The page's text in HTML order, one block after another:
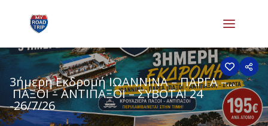
3ήμερη Εκδρομή ΙΩΑΝΝΙΝΑ – ΠΑΡΓΑ –
ΠΑΞΟΙ – ΑΝΤΙΠΑΞΟΙ – ΣΥΒΟΤΑ! 24
-26/7/26